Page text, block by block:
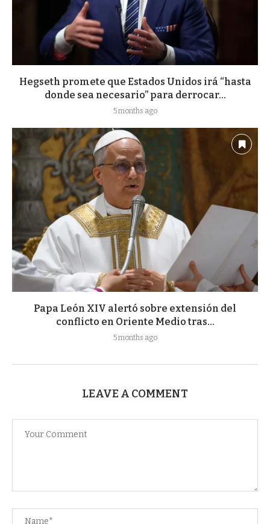
Hegseth promete que Estados Unidos irá “hasta
donde sea necesario” para derrocar...
5 months ago
Papa León XIV alertó sobre extensión del
conflicto en Oriente Medio tras...
5 months ago
LEAVE A COMMENT